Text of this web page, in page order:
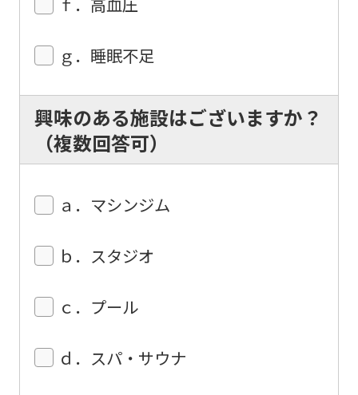
ｇ．睡眠不足
興味のある施設はございますか？
（複数回答可）
ａ．マシンジム
ｂ．スタジオ
ｃ．プール
ｄ．スパ・サウナ
service.
Automatic